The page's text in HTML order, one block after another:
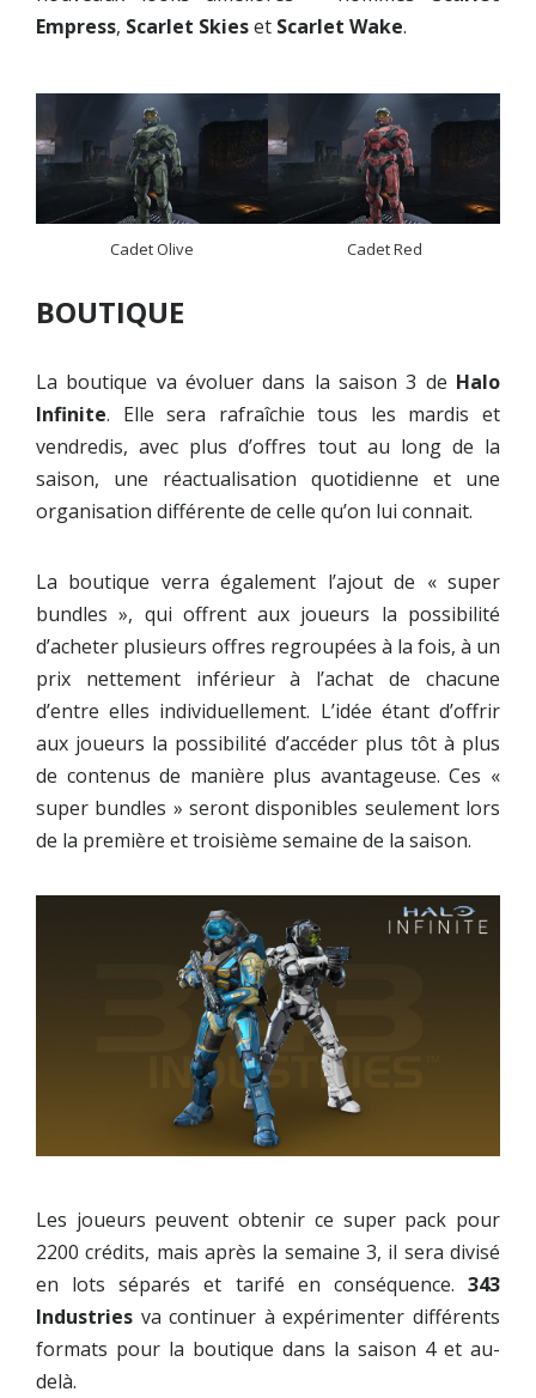
Empress, Scarlet Skieset Scarlet Wake.
Cadet Olive Cadet Red
BOUTIQUE
La boutique va évoluer dans la saison 3 de Halo
Infinite. Elle sera rafraîchie tous les mardis et
vendredis, avec plus d’offres tout au long de la
saison, une réactualisation quotidienne et une
organisation différente de celle qu’on lui connait.
La boutique verra également l’ajout de « super
bundles », qui offrent aux joueurs la possibilité
d’acheter plusieurs offres regroupées à la fois, à un
prix nettement inférieur à l’achat de chacune
d’entre elles individuellement. L’idée étant d’offrir
aux joueurs la possibilité d’accéder plus tôt à plus
de contenus de manière plus avantageuse. Ces «
super bundles » seront disponibles seulement lors
de la première et troisième semaine de la saison.
Les joueurs peuvent obtenir ce super pack pour
2200 crédits, mais après la semaine 3, il sera divisé
en lots séparés et tarifé en conséquence. 343
Industries va continuer à expérimenter différents
formats pour la boutique dans la saison 4 et au-
delà.